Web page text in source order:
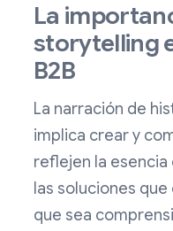
La
storytelling
B2B
La narración de
implica crear y
reflejen la esencia
las soluciones
que sea